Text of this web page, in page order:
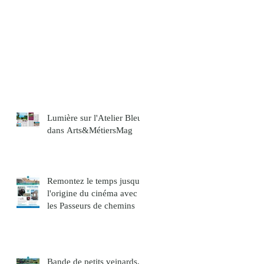
Lumière sur l'Atelier Bleu
dans Arts&MétiersMag
Remontez le temps jusqu'à
l'origine du cinéma avec
les Passeurs de chemins
Bande de petits veinards,